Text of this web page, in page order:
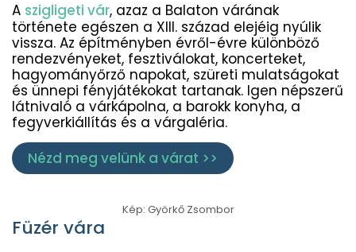
A szigligeti vár, azaz a Balaton várának
története egészen a XIII. század elejéig nyúlik
vissza. Az építményben évről-évre különböző
rendezvényeket, fesztiválokat, koncerteket,
hagyományőrző napokat, szüreti mulatságokat
és ünnepi fényjátékokat tartanak. Igen népszerű
látnivaló a várkápolna, a barokk konyha, a
fegyverkiállítás és a várgaléria.
Nézd meg velünk a várat >>
Kép: Györkő Zsombor
Füzér vára